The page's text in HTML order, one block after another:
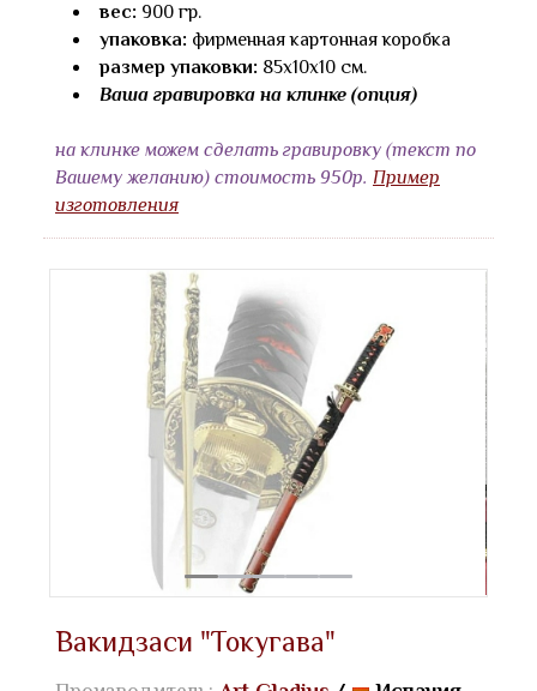
вес: 900 гр.
упаковка: фирменная картонная коробка
размер упаковки: 85х10х10 см.
Ваша гравировка на клинке (опция)
на клинке можем сделать гравировку (текст по
Вашему желанию) стоимость 950р. Пример
изготовления
Вакидзаси "Токугава"